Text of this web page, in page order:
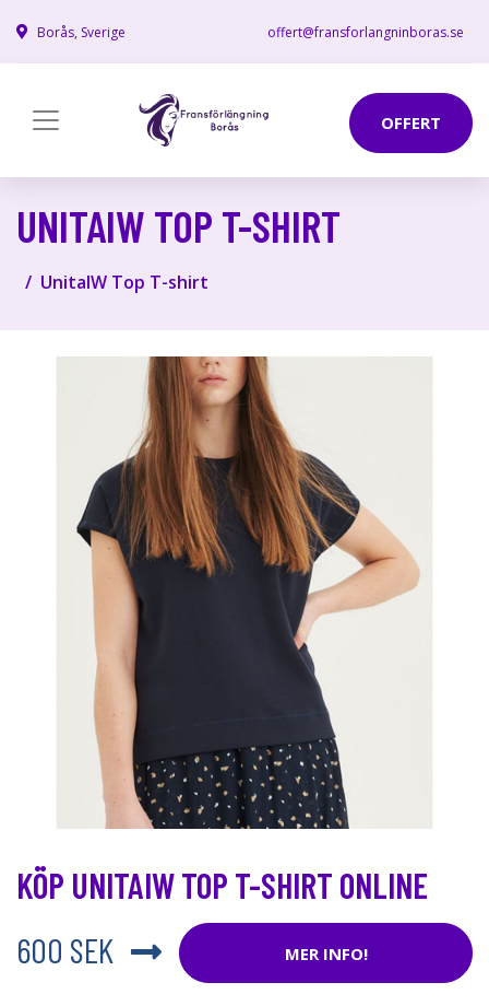
Borås, Sverige offert@fransforlangninboras.se
OFFERT
UNITAIW TOP T-SHIRT
UnitaIW Top T-shirt
KÖP UNITAIW TOP T-SHIRT ONLINE
600 SEK
MER INFO!